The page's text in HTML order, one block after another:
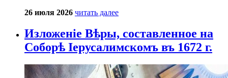
26 июля 2026 читать далее
Изложеніе Вѣры, составленное на
Соборѣ Іерусалимскомъ въ 1672 г.